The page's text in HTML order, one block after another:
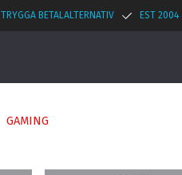
TRYGGA BETALALTERNATIV EST 2004
GAMING